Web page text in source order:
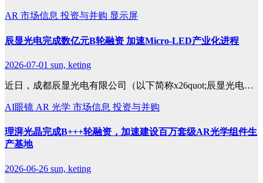
AR 市场信息 投资与并购 显示屏
辰显光电完成数亿元B轮融资 加速Micro-LED产业化进程
2026-07-01 sun, keting
近日，成都辰显光电有限公司（以下简称x26quot;辰显光电…
AI眼镜 AR 光学 市场信息 投资与并购
理湃光晶完成B+++轮融资，加速建设百万套级AR光学组件生
产基地
2026-06-26 sun, keting